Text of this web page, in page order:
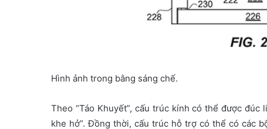
Hình ảnh trong bằng sáng chế.
Theo “Táo Khuyết”, cấu trúc kính có thể được
khe hở”. Đồng thời, cấu trúc hỗ trợ có thể có các